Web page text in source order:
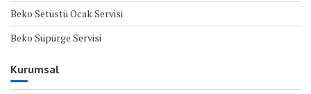
Beko Setüstü Ocak Servisi
Beko Süpürge Servisi
Kurumsal